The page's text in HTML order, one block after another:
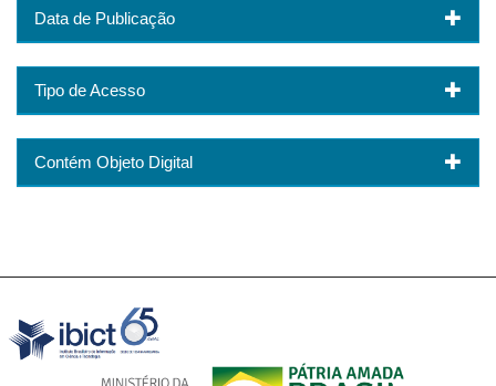
Data de Publicação
Tipo de Acesso
Contém Objeto Digital